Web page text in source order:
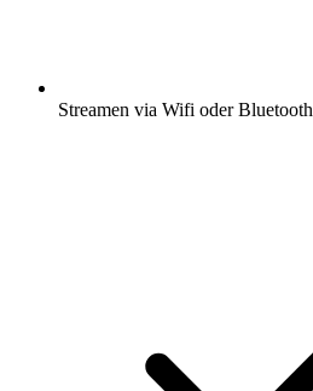
Streamen via Wifi oder Bluetooth